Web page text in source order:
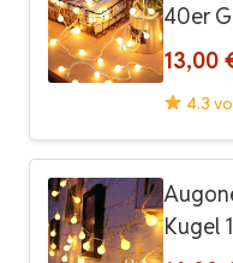
40er
13,00
4.3
Kugel